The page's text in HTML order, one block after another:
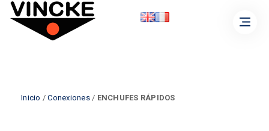
Inicio /Conexiones/ ENCHUFES RÁPIDOS